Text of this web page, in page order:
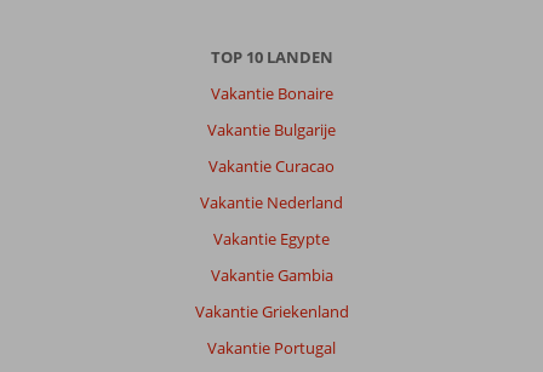
TOP 10 LANDEN
Vakantie Bonaire
Vakantie Bulgarije
Vakantie Curacao
Vakantie Nederland
Vakantie Egypte
Vakantie Gambia
Vakantie Griekenland
Vakantie Portugal